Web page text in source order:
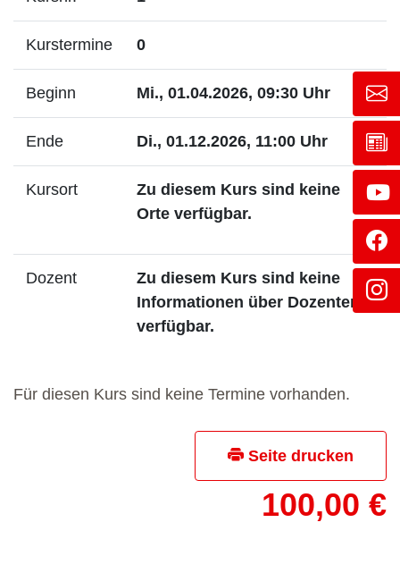
Kurstermine 0
Beginn Mi., 01.04.2026, 09:30 Uhr
Ende Di., 01.12.2026, 11:00 Uhr
Kursort
Zu diesem Kurs sind keine
Orte verfügbar.
Dozent
Zu diesem Kurs sind keine
Informationen über Dozenten
verfügbar.
Für diesen Kurs sind keine Termine vorhanden.
Seite drucken
100,00 €